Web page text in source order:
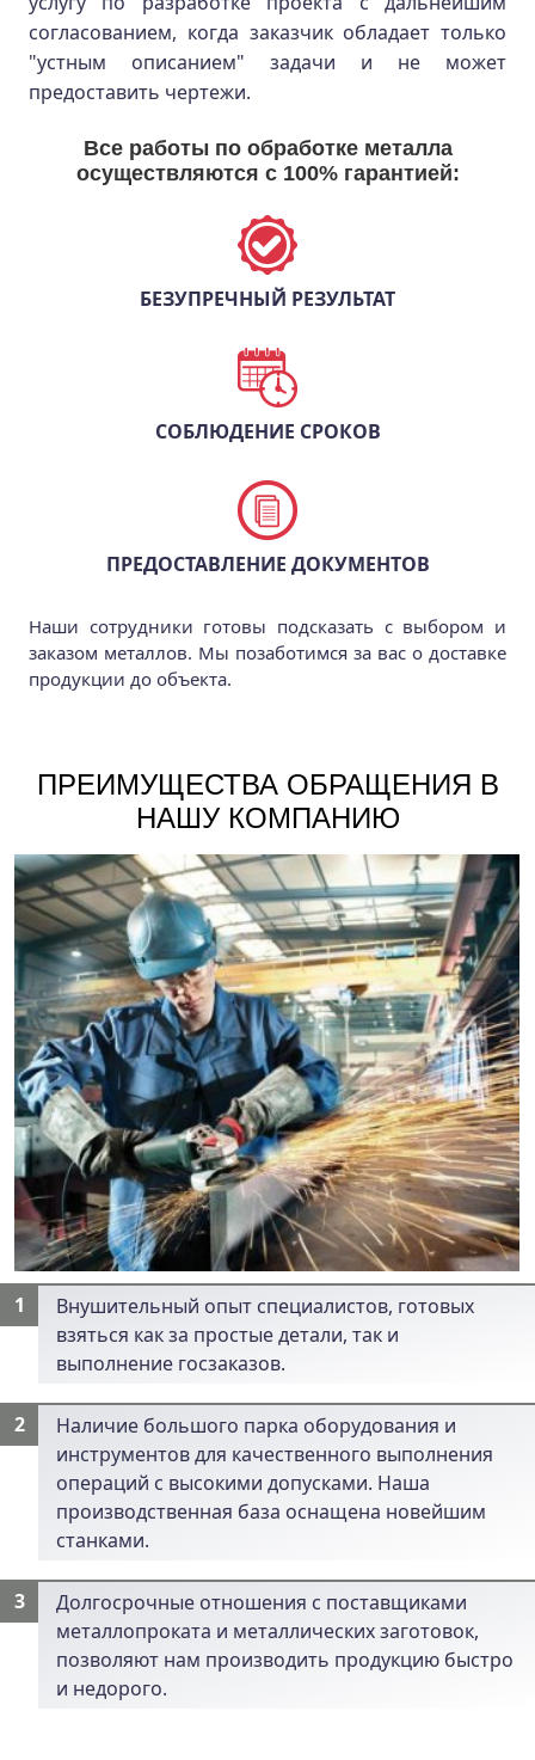
согласованием, когда заказчик обладает только
"устным описанием" задачи и не может
предоставить чертежи.
Все работы по обработке металла
осуществляются с 100% гарантией:
БЕЗУПРЕЧНЫЙ РЕЗУЛЬТАТ
СОБЛЮДЕНИЕ СРОКОВ
ПРЕДОСТАВЛЕНИЕ ДОКУМЕНТОВ
Наши сотрудники готовы подсказать с выбором и
заказом металлов. Мы позаботимся за вас о доставке
продукции до объекта.
ПРЕИМУЩЕСТВА ОБРАЩЕНИЯ В
НАШУ КОМПАНИЮ
Внушительный опыт специалистов, готовых
взяться как за простые детали, так и
выполнение госзаказов.
Наличие большого парка оборудования и
инструментов для качественного выполнения
операций с высокими допусками. Наша
производственная база оснащена новейшим
станками.
Долгосрочные отношения с поставщиками
металлопроката и металлических заготовок,
позволяют нам производить продукцию быстро
и недорого.